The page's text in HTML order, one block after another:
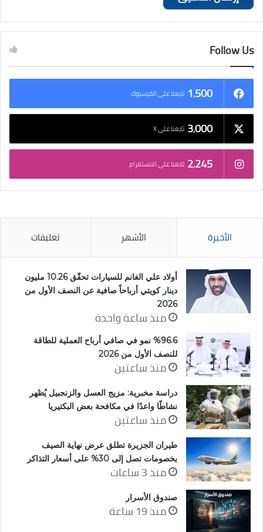
Follow Us
1٬500 تابعنا على الفيسبوك
3٬000 تابعنا على X
2٬245 تابعنا على الانستغرام
الأخيرة الأشهر تعليقات
أولاد علي الغانم للسيارات تحقّق 10.26 مليون
دينار كويتي أرباحاً صافية عن النصف الأول من
2026
منذ ساعة واحدة
%96.6 نمو في صافي أرباح العملية للطاقة
للنصف الأول من 2026
منذ ساعتين
دراسة مخبرية: مزيج العسل والزنجبيل يُظهر
نشاطًا واعدًا في مكافحة بعض البكتيريا
منذ ساعتين
طيران الجزيرة تطلق عرض نهاية الصيف
بخصومات تصل إلى 30% على أسعار التذاكر
منذ 3 ساعات
صندوق الأسرار
منذ 19 ساعة